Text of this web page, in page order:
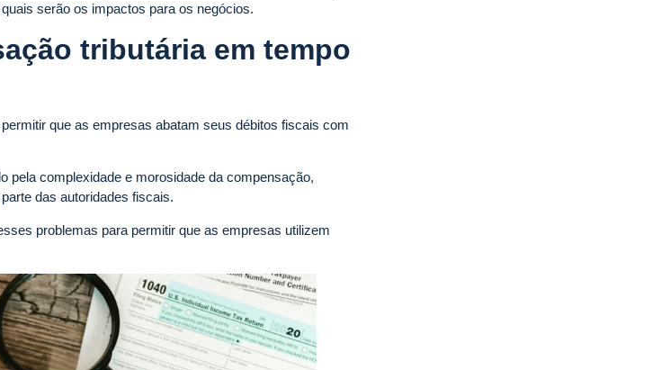
serão os impactos para os negócios.
tributária em tempo
que as empresas abatam seus débitos fiscais com
pela complexidade e morosidade da compensação,
das autoridades fiscais.
problemas para permitir que as empresas utilizem